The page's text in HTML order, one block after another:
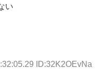
い
ID:32K2OEvNa